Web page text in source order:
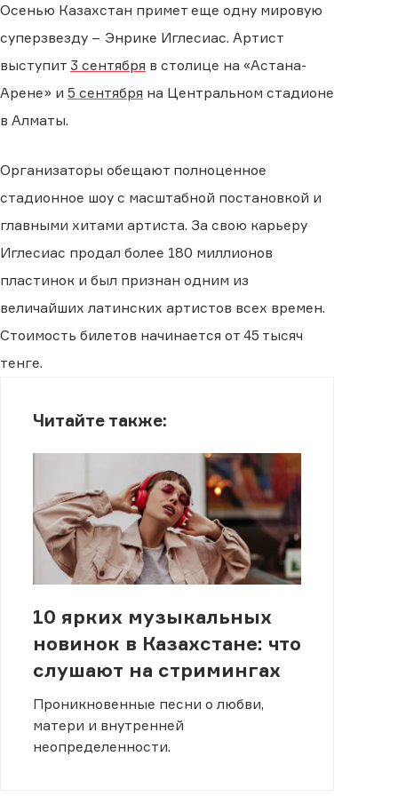
Осенью Казахстан примет еще одну мировую
суперзвезду − Энрике Иглесиас. Артист
выступит 3 сентября в столице на «Астана-
Арене» и 5 сентября на Центральном стадионе
в Алматы.
Организаторы обещают полноценное
стадионное шоу с масштабной постановкой и
главными хитами артиста. За свою карьеру
Иглесиас продал более 180 миллионов
пластинок и был признан одним из
величайших латинских артистов всех времен.
Стоимость билетов начинается от 45 тысяч
тенге.
Читайте также:
10 ярких музыкальных
новинок в Казахстане: что
слушают на стримингах
Проникновенные песни о любви,
матери и внутренней
неопределенности.